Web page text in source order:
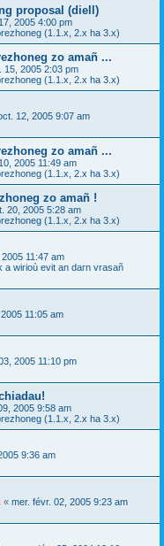
proposal (diell)
2005 4:00 pm
(1.1.x, 2.x ha 3.x)
zo amañ ...
15, 2005 2:03 pm
(1.1.x, 2.x ha 3.x)
12, 2005 9:07 am
zo amañ ...
2005 11:49 am
(1.1.x, 2.x ha 3.x)
zo amañ !
20, 2005 5:28 am
(1.1.x, 2.x ha 3.x)
11:47 am
a wirioù evit an darn vrasañ
11:05 am
2005 11:10 pm
2005 9:58 am
(1.1.x, 2.x ha 3.x)
9:36 am
« mer. févr. 02, 2005 9:23 am